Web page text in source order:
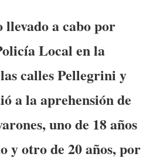
a cabo por
Local en la
calles Pellegrini y
a la aprehensión de
uno de 18 años
y otro de 20 años, por